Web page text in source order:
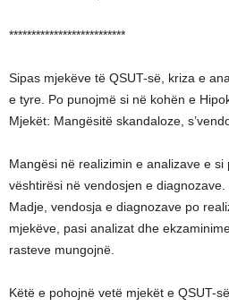
**************************
Sipas mjekëve të QSUT-së, kriza e
e tyre. Po punojmë si në kohën e
Mjekët: Mangësitë skandaloze,
Mangësi në realizimin e analizave e si
vështirësi në vendosjen e diagnozave.
Madje, vendosja e diagnozave po
mjekëve, pasi analizat dhe
rasteve mungojnë.
Këtë e pohojnë vetë mjekët e QSUT-